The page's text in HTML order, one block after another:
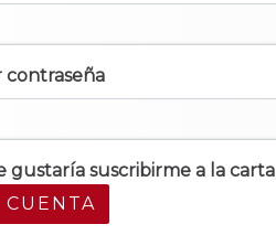
contraseña
gustaría suscribirme a la
CUENTA